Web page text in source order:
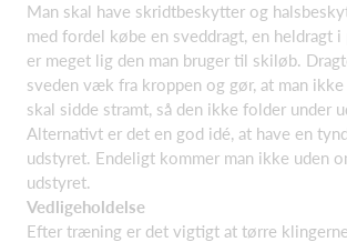
Man skal have skridtbeskytter og
med fordel købe en sveddragt, en heldragt i
er meget lig den man bruger til skiløb.
sveden væk fra kroppen og gør, at man
skal sidde stramt, så den ikke folder under
Alternativt er det en god idé, at have en
udstyret. Endeligt kommer man ikke uden
udstyret.
Vedligeholdelse
Efter træning er det vigtigt at tørre